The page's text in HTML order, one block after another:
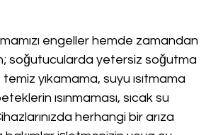
engeller hemde zamandan
soğutucularda yetersiz soğutma
yıkamama, suyu ısıtmama
ısınmaması, sıcak su
herhangi bir arıza